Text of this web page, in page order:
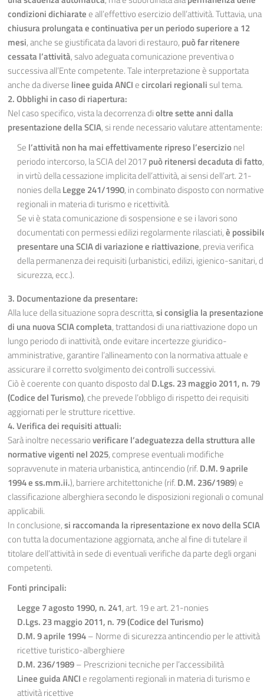
condizioni dichiaratee all’effettivo esercizio dell’attività. Tuttavia, una
chiusura prolungata e continuativa per un periodo superiore a 12
mesi, anche se giustificata da lavori di restauro, può far ritenere
cessata l’attività, salvo adeguata comunicazione preventiva o
successiva all’Ente competente. Tale interpretazione è supportata
anche da diverse linee guida ANCIecircolari regionalisul tema.
2. Obblighi in caso di riapertura:
Nel caso specifico, vista la decorrenza dioltre sette anni dalla
presentazione della SCIA, si rende necessario valutare attentamente:
Se l’attività non ha mai effettivamente ripreso l’esercizionel
periodo intercorso, la SCIA del 2017può ritenersi decaduta di fatto,
in virtù della cessazione implicita dell’attività, ai sensi dell’art. 21-
nonies dellaLegge 241/1990, in combinato disposto con normative
regionali in materia di turismo e ricettività.
Se vi è stata comunicazione di sospensione e se i lavori sono
documentati con permessi edilizi regolarmente rilasciati,è
presentare una SCIA di variazione e riattivazione, previa verifica
della permanenza dei requisiti (urbanistici, edilizi, igienico-sanitari,
sicurezza, ecc.).
3. Documentazione da presentare:
Alla luce della situazione sopra descritta,si consiglia la presentazione
di una nuova SCIA completa, trattandosi di una riattivazione dopo un
lungo periodo di inattività, onde evitare incertezze giuridico-
amministrative, garantire l’allineamento con la normativa attuale e
assicurare il corretto svolgimento dei controlli successivi.
Ciò è coerente con quanto disposto dal D.Lgs. 23 maggio 2011, n. 79
(Codice del Turismo), che prevede l’obbligo di rispetto dei requisiti
aggiornati per le strutture ricettive.
4. Verifica dei requisiti attuali:
Sarà inoltre necessarioverificare l’adeguatezza della struttura alle
normative vigenti nel 2025, comprese eventuali modifiche
sopravvenute in materia urbanistica, antincendio (rif. D.M. 9 aprile
1994 e ss.mm.ii.), barriere architettoniche (rif. D.M. 236/1989) e
classificazione alberghiera secondo le disposizioni regionali o
applicabili.
In conclusione,si raccomanda la ripresentazione ex novo della SCIA
con tutta la documentazione aggiornata, anche al fine di tutelare il
titolare dell’attività in sede di eventuali verifiche da parte degli organi
competenti.
Fonti principali:
Legge 7 agosto 1990, n. 241, art. 19 e art. 21-nonies
D.Lgs. 23 maggio 2011, n. 79 (Codice del Turismo)
D.M. 9 aprile 1994– Norme di sicurezza antincendio per le attività
ricettive turistico-alberghiere
D.M. 236/1989– Prescrizioni tecniche per l’accessibilità
Linee guida ANCIe regolamenti regionali in materia di turismo e
attività ricettive